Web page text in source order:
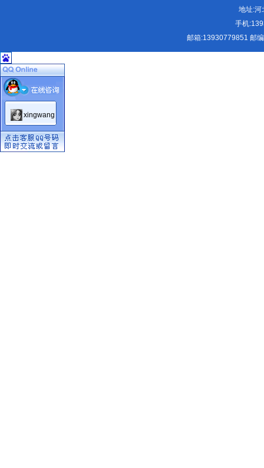
地址:河
手机:
邮箱:13930779851 邮
xingwang